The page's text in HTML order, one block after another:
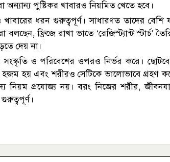
অন্যান্য পুষ্টিকর খাবারও নিয়মিত খেতে হবে।
খাবারের ধরন গুরুত্বপূর্ণ। সাধারণত তাদের বেশি
বলছেন, ফ্রিজে রাখা ভাতে ‘রেজিস্ট্যান্ট স্টার্চ’
দেয় না।
সংস্কৃতি ও পরিবেশের ওপরও নির্ভর করে।
হজম হয় এবং শরীরও সেটিকে ভালোভাবে গ্রহণ
প্রযোজ্য নয়। বরং নিজের শরীর,